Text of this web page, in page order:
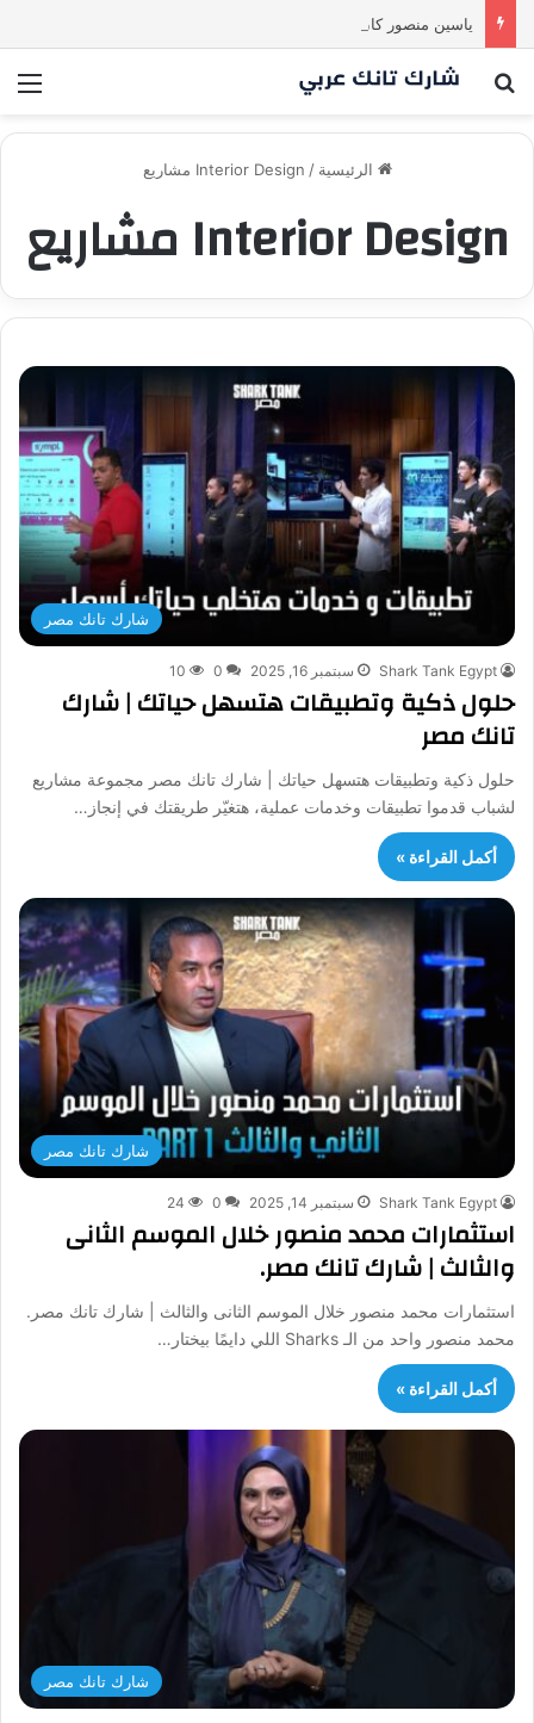
بحث عن
الرئيسية / Interior Design مشاريع
Interior Design مشاريع
شارك تانك مصر
Shark Tank Egypt سبتمبر 16, 2025 0
10
حلول ذكية وتطبيقات هتسهل حياتك | شارك
تانك مصر
حلول ذكية وتطبيقات هتسهل حياتك | شارك تانك مصر مجموعة مشاريع
لشباب قدموا تطبيقات وخدمات عملية، هتغيّر طريقتك في إنجاز…
أكمل القراءة »
شارك تانك مصر
Shark Tank Egypt سبتمبر 14, 2025 0
24
استثمارات محمد منصور خلال الموسم الثانى
والثالث | شارك تانك مصر.
استثمارات محمد منصور خلال الموسم الثانى والثالث | شارك تانك مصر.
محمد منصور واحد من الـ Sharks اللي دايمًا بيختار…
أكمل القراءة »
شارك تانك مصر